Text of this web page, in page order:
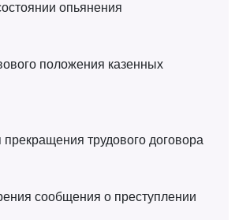
опьянения
положения казенных
трудового договора
сообщения о преступлении